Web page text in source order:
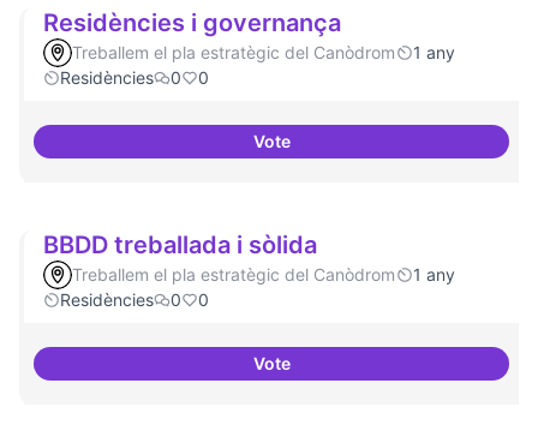
Residències i governança
Treballem el pla estratègic del Canòdrom
1 any
Residències
0 0
VoteResidències i governança
BBDD treballada i sòlida
Treballem el pla estratègic del Canòdrom
1 any
Residències
0 0
VoteBBDD treballada i sòlida